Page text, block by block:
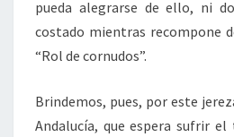
pueda alegrarse de ello, ni
costado mientras recompone
“Rol de cornudos”.
Brindemos, pues, por este
Andalucía, que espera sufrir